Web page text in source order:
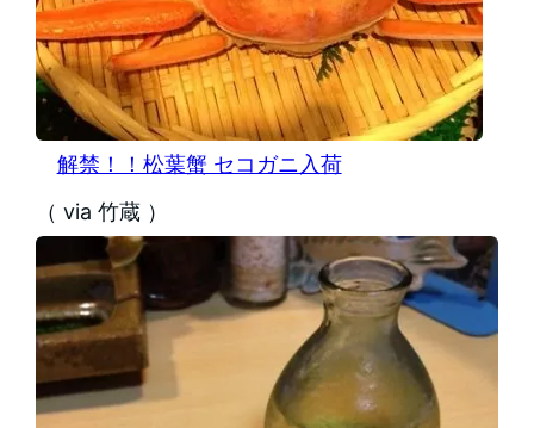
解禁！！松葉蟹 セコガニ入荷
（ via 竹蔵 ）